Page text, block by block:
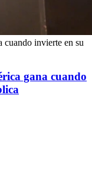
cuando invierte en su
gana cuando